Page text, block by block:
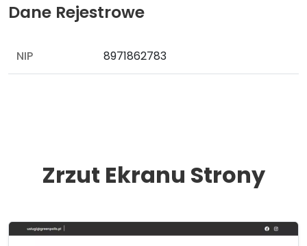
Dane Rejestrowe
NIP 8971862783
Zrzut Ekranu Strony